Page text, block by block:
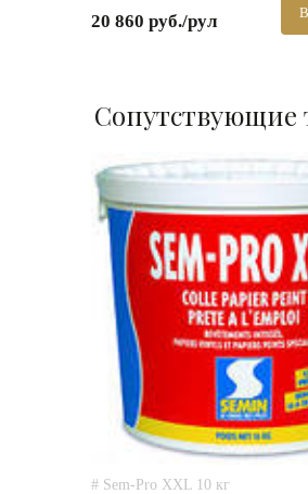
20 860 руб./рул
Сопутствующие
# Sem-Pro XXL 10 кг